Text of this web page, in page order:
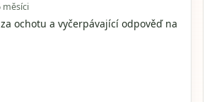
měsíci
ochotu a vyčerpávající odpověď na